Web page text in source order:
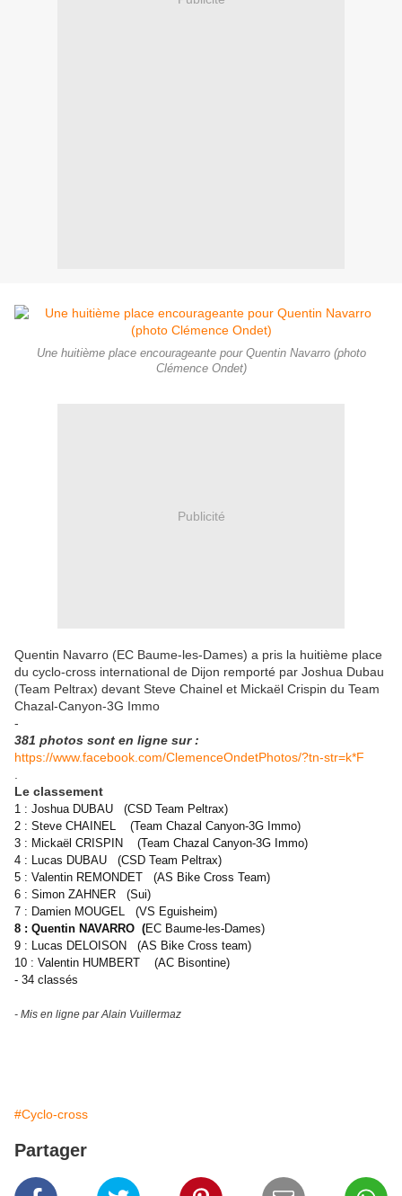
Une huitième place encourageante pour Quentin Navarro (photo
Clémence Ondet)
Publicité
Quentin Navarro (EC Baume-les-Dames) a pris la huitième place
du cyclo-cross international de Dijon remporté par Joshua Dubau
(Team Peltrax) devant Steve Chainel et Mickaël Crispin du Team
Chazal-Canyon-3G Immo
-
381 photos sont en ligne sur :
https://www.facebook.com/ClemenceOndetPhotos/?tn-str=k*F
Le classement
1 : Joshua DUBAU (CSD Team Peltrax)
2 : Steve CHAINEL (Team Chazal Canyon-3G Immo)
3 : Mickaël CRISPIN (Team Chazal Canyon-3G Immo)
4 : Lucas DUBAU (CSD Team Peltrax)
5 : Valentin REMONDET (AS Bike Cross Team)
6 : Simon ZAHNER (Sui)
7 : Damien MOUGEL (VS Eguisheim)
8 : Quentin NAVARRO (EC Baume-les-Dames)
9 : Lucas DELOISON (AS Bike Cross team)
10 : Valentin HUMBERT (AC Bisontine)
- 34 classés
- Mis en ligne par Alain Vuillermaz
#Cyclo-cross
Partager